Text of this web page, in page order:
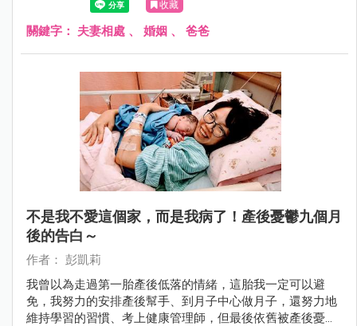
收藏
關鍵字： 夫妻相處 、 婚姻 、 爸爸
不是我不愛這個家，而是我病了！產後憂鬱九個月
後的告白～
作者： 彭凱莉
我曾以為走過第一胎產後低落的情緒，這胎我一定可以避
免，我努力的安排產後幫手、到月子中心做月子，還努力地
維持學習的習慣、考上健康管理師，但最後依舊被產後憂鬱